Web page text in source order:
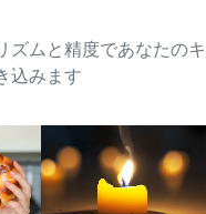
ムと精度であなたのキ
込みます